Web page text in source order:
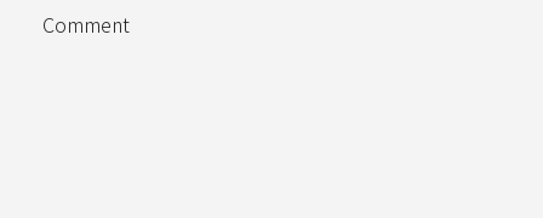
Comment